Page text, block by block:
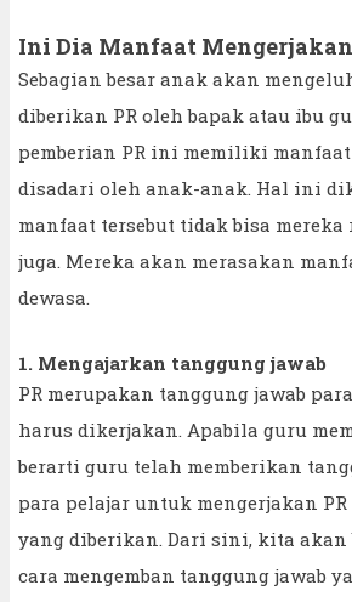
Ini Dia Manfaat
Sebagian besar anak akan
diberikan PR oleh bapak atau ibu
pemberian PR ini memiliki
disadari oleh anak-anak. Hal ini
manfaat tersebut tidak bisa
juga. Mereka akan merasakan
dewasa.
1. Mengajarkan tanggung jawab
PR merupakan tanggung jawab
harus dikerjakan. Apabila guru
berarti guru telah memberikan
para pelajar untuk mengerjakan
yang diberikan. Dari sini, kita akan
cara mengemban tanggung jawab